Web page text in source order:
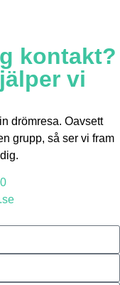
kontakt?
vi
drömresa. Oavsett
grupp, så ser vi fram